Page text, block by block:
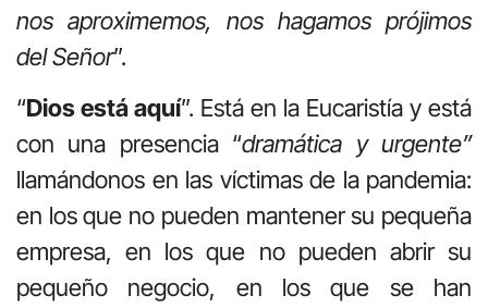
nos aproximemos, nos hagamos prójimos
del Señor”.
“Dios está aquí”. Está en la Eucaristía y está
con una presencia “dramática y urgente”
llamándonos en las víctimas de la pandemia:
en los que no pueden mantener su pequeña
empresa, en los que no pueden abrir su
pequeño negocio, en los que se han